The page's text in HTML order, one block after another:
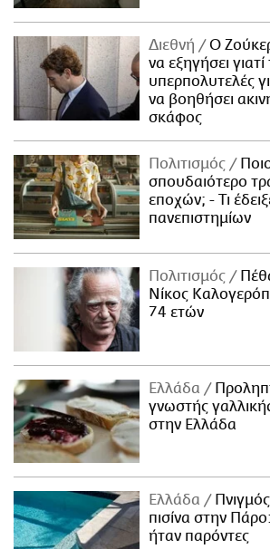
Διεθνή
Ο
να εξηγήσει γιατί
υπερπολυτελές
να βοηθήσει
σκάφος
Πολιτισμός
Ποιο
σπουδαιότερο
εποχών; - Τι
πανεπιστημίων
Πολιτισμός
Νίκος
74 ετών
Ελλάδα
γνωστής
στην Ελλάδα
Ελλάδα
πισίνα στην
ήταν παρόντες